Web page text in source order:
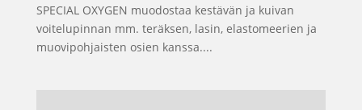
SPECIAL OXYGEN muodostaa kestävän ja kuivan
voitelupinnan mm. teräksen, lasin, elastomeerien ja
muovipohjaisten osien kanssa....